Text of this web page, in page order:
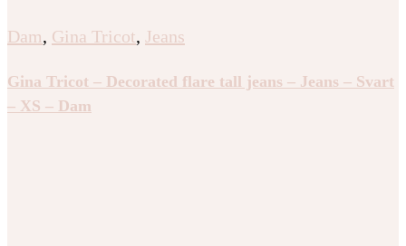
Dam, Gina Tricot, Jeans
Gina Tricot – Decorated flare tall jeans – Jeans – Svart
– XS – Dam